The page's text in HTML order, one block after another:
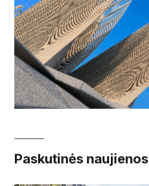
Paskutinės naujienos